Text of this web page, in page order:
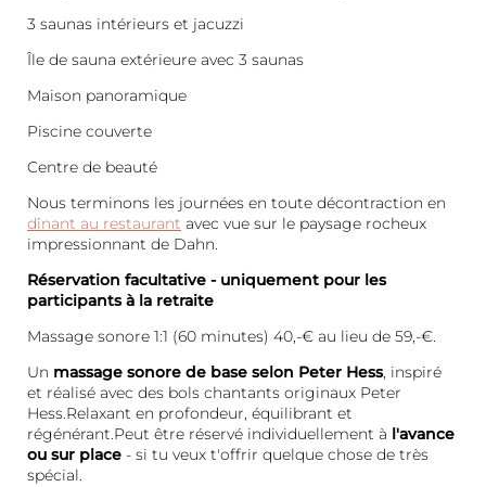
3 saunas intérieurs et jacuzzi
Île de sauna extérieure avec 3 saunas
Maison panoramique
Piscine couverte
Centre de beauté
Nous terminons les journées en toute décontraction en
dînant au restaurant avec vue sur le paysage rocheux
impressionnant de Dahn.
Réservation facultative - uniquement pour les
participants à la retraite
Massage sonore 1:1 (60 minutes) 40,-€ au lieu de 59,-€.
Un massage sonore de base selon Peter Hess, inspiré
et réalisé avec des bols chantants originaux Peter
Hess.Relaxant en profondeur, équilibrant et
régénérant.Peut être réservé individuellement à l'avance
ou sur place - si tu veux t'offrir quelque chose de très
spécial.